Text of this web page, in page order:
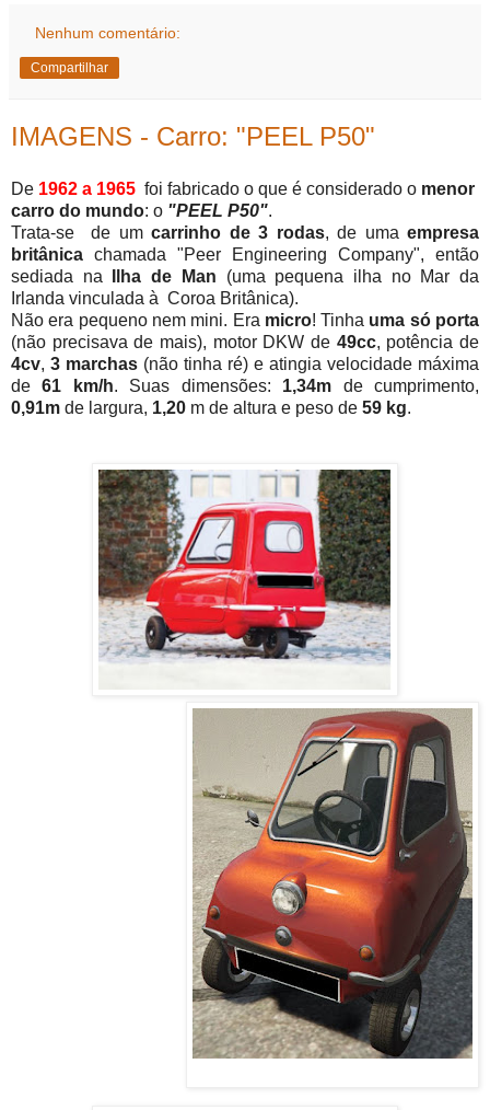
Nenhum comentário:
Compartilhar
IMAGENS - Carro: "PEEL P50"
De 1962 a 1965 foi fabricado o que é considerado o menor
carro do mundo: o "PEEL P50".
Trata-se de um carrinho de 3 rodas, de uma empresa
britânica chamada "Peer Engineering Company", então
sediada na
Ilha de Man (uma pequena ilha no Mar da
Irlanda vinculada à Coroa Britânica).
Não era pequeno nem mini. Era micro! Tinha uma só porta
(não precisava de mais), motor DKW de 49cc, potência de
4cv, 3 marchas (não tinha ré) e atingia velocidade máxima
de61 km/h. Suas dimensões: 1,34m de cumprimento,
0,91m de largura, 1,20 m de altura e peso de 59 kg.